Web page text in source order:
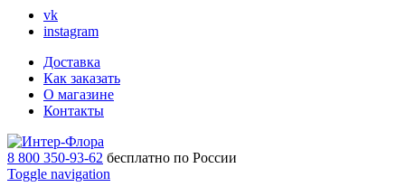
vk
instagram
Доставка
Как заказать
О магазине
Контакты
8 800 350-93-62 бесплатно по России
Toggle navigation